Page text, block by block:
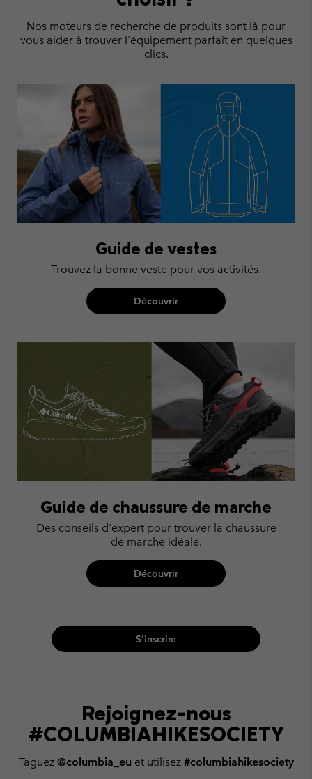
Nos moteurs de recherche de produits sont là pour
vous aider à trouver l'équipement parfait en quelques
clics.
Guide de vestes
Trouvez la bonne veste pour vos activités.
Découvrir
Guide de chaussure de marche
Des conseils d'expert pour trouver la chaussure
de marche idéale.
Découvrir
S'inscrire
Rejoignez-nous
#COLUMBIAHIKESOCIETY
Taguez @columbia_eu et utilisez #columbiahikesociety